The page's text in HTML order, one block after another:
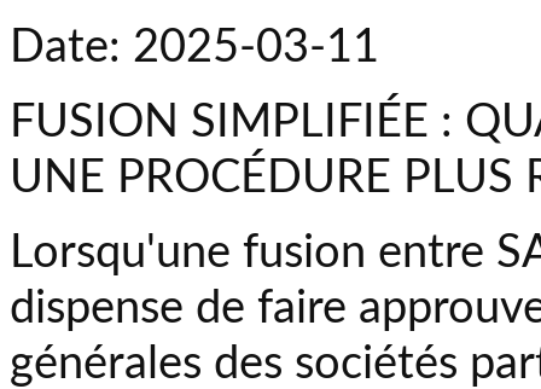
Date: 2025-03-11
FUSION SIMPLIFIÉE :
UNE PROCÉDURE PLUS
Lorsqu'une fusion entre
dispense de faire
générales des sociétés